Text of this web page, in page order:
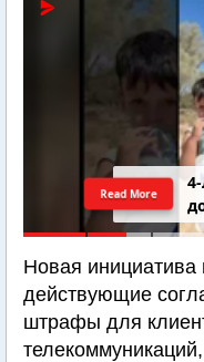
Read More
Новая инициатива
действующие
штрафы для